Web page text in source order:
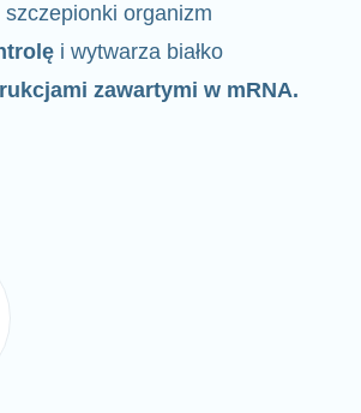
i wytwarza białko
zawartymi wmRNA.